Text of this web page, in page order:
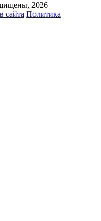
2026
сайта Политика